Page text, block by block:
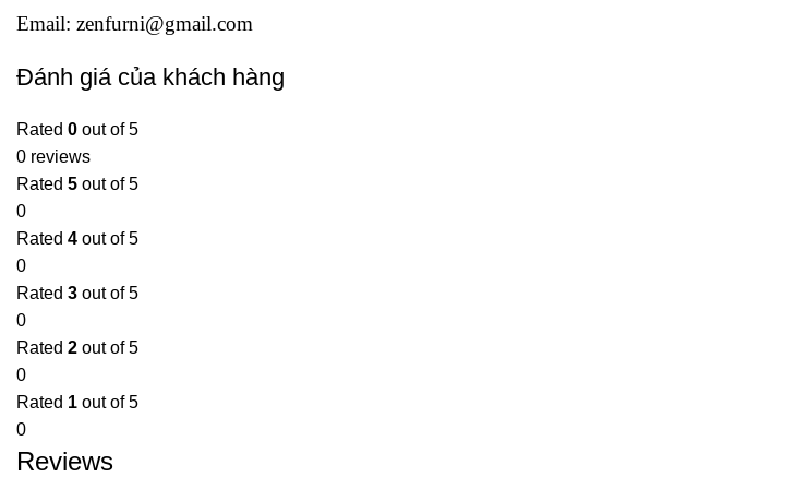
Email: zenfurni@gmail.com
Đánh giá của khách hàng
Rated 0 out of 5
0 reviews
Rated 5 out of 5
0
Rated 4 out of 5
0
Rated 3 out of 5
0
Rated 2 out of 5
0
Rated 1 out of 5
0
Reviews